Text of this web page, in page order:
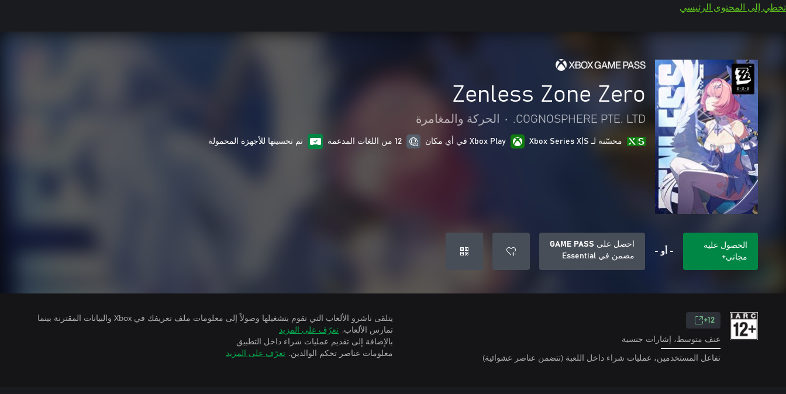
تخطي إلى المحتوى الرئيسي
Zenless Zone Zero
COGNOSPHERE PTE. LTD.
• الحركة والمغامرة
محسّنة لـ Xbox Series X|S Xbox Play في أي مكان 12 من اللغات المدعمة تم تحسينها للأجهزة المحمولة
الحصول عليه
مجاني+
- أو -
احصل على GAME PASS
مضمن في Essential
12+
عنف متوسط، إشارات جنسية
تفاعل المستخدمين، عمليات شراء داخل اللعبة (تتضمن عناصر عشوائية)
يتلقى ناشرو الألعاب التي تقوم بتشغيلها وصولاً إلى معلومات ملف تعريفك في Xbox والبيانات المقترنة بينما
تمارس الألعاب. تعرّف على المزيد
بالإضافة إلى تقديم عمليات شراء داخل التطبيق
معلومات عناصر تحكم الوالدين. تعرّف على المزيد